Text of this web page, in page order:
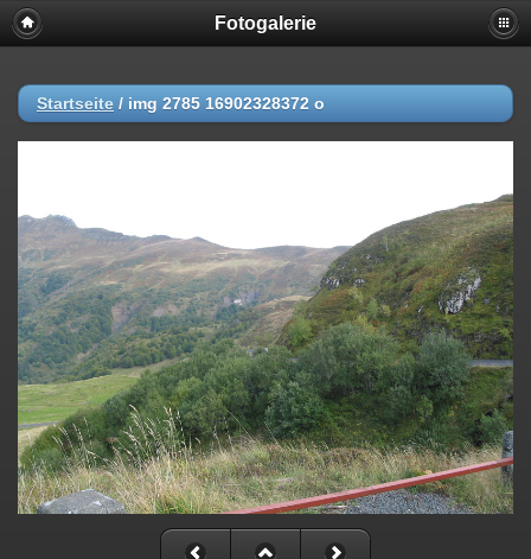
Fotogalerie
Startseite / img 2785 16902328372 o